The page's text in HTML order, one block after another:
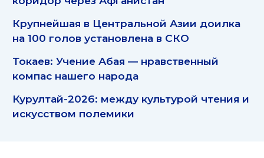
Крупнейшая в Центральной Азии доилка
на 100 голов установлена в СКО
Токаев: Учение Абая — нравственный
компас нашего народа
Курултай-2026: между культурой чтения и
искусством полемики